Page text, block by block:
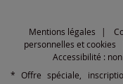
Mentions légales
personnelles et cookies
Accessibilité :
* Offre spéciale,